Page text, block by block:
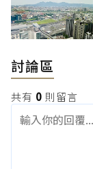
討論區
共有 0 則留言